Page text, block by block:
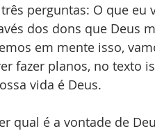
perguntas: O que
dos dons que Deus
em mente isso,
fazer planos, no texto
vida é Deus.
qual é a vontade de